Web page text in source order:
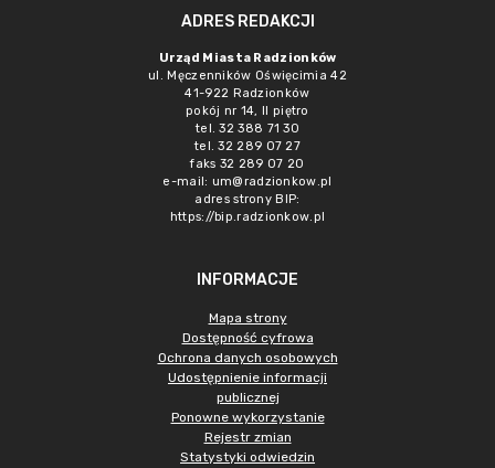
ADRES REDAKCJI
Urząd Miasta Radzionków
ul. Męczenników Oświęcimia 42
41-922 Radzionków
pokój nr 14, II piętro
tel. 32 388 71 30
tel. 32 289 07 27
faks 32 289 07 20
e-mail: um@radzionkow.pl
adres strony BIP:
https://bip.radzionkow.pl
INFORMACJE
Mapa strony
Dostępność cyfrowa
Ochrona danych osobowych
Udostępnienie informacji
publicznej
Ponowne wykorzystanie
Rejestr zmian
Statystyki odwiedzin